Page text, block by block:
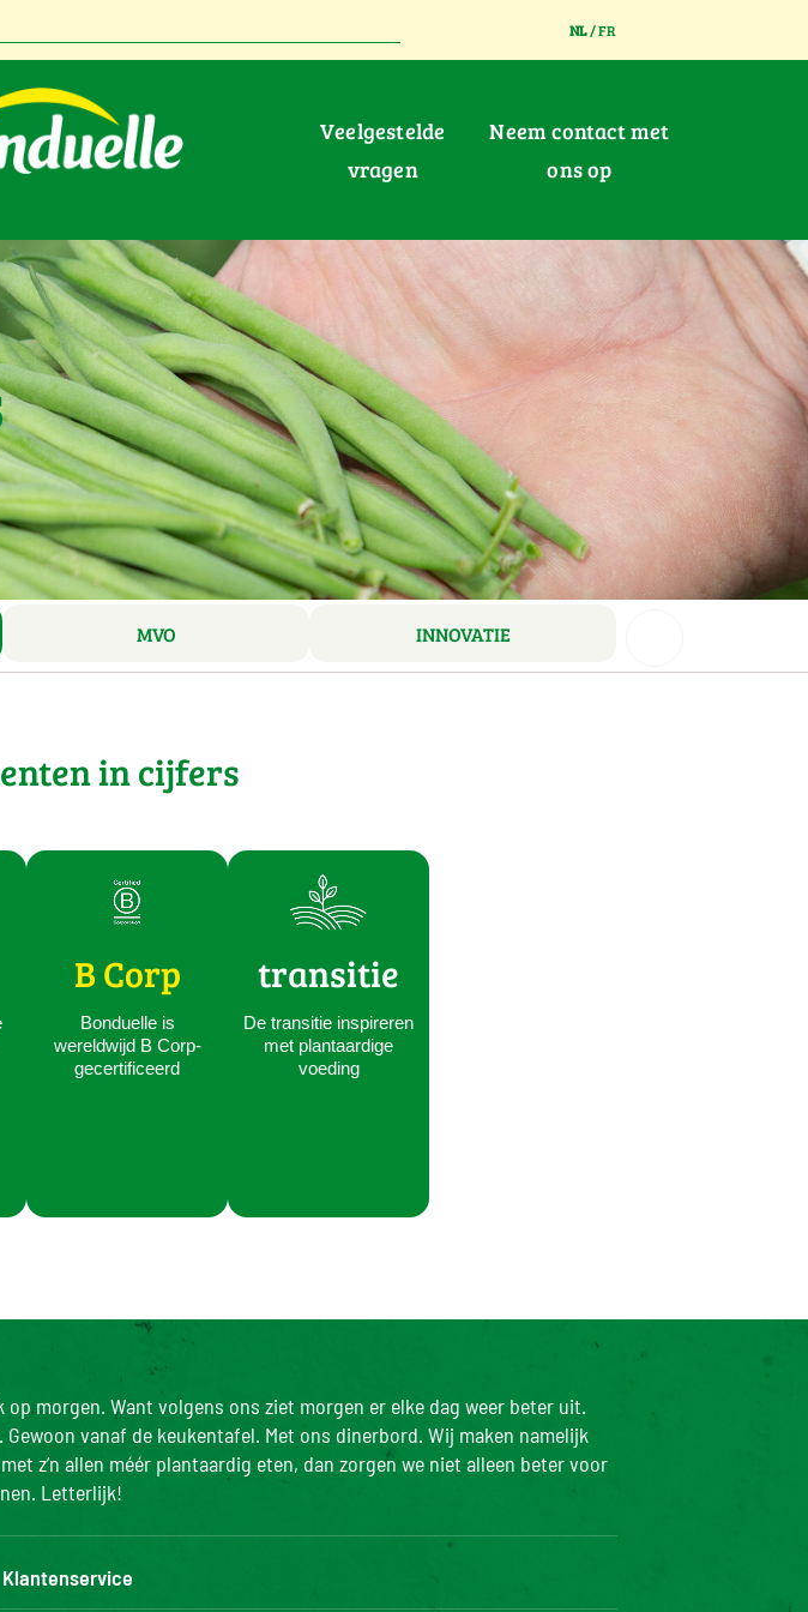
NL/FR
Veelgestelde
vragen
Neem contact met
ons op
MVO INNOVATIE
in cijfers
B Corp
Bonduelle is
wereldwijd B Corp-
gecertificeerd
transitie
De transitie inspireren
met plantaardige
voeding
morgen. Want volgens ons ziet morgen er elke dag weer beter uit.
vanaf de keukentafel. Met ons dinerbord. Wij maken namelijk
z’n allen méér plantaardig eten, dan zorgen we niet alleen beter voor
Letterlijk!
Klantenservice